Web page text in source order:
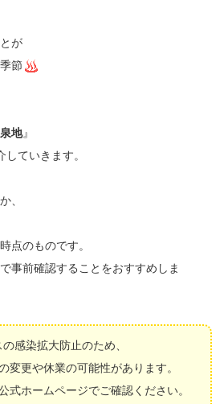
が
節
地』
ていきます。
、
点のものです。
事前確認することをおすすめしま
感染拡大防止のため、
変更や休業の可能性があります。
式ホームページでご確認ください。